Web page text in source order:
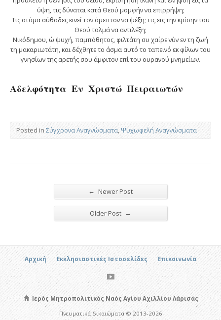
ύψη, τις δύναται κατά Θεού μομφήν να επιρρήψη;
Τις στόμα αύθαδες κινεί τον άμεπτον να ψέξη; τις εις την κρίσην του
Θεού τολμά να αντιλέξη;
Νικόδημου, ώ ψυχή, παμπόθητος, φιλτάτη συ χαίρε νύν εν τη ζωή
τη μακαριωτάτη, και δέχθητε το άσμα αυτό το ταπεινό εκ φίλων του
γνησίων της αρετής σου άμφιτον επί του ουρανού μνημείων.
Αδελφότητα Εν Χριστώ Πειραιωτών
Posted in Σύγχρονα Αναγνώσματα,Ψυχωφελή Αναγνώσματα
← Newer Post
Older Post →
Αρχική Εκκλησιαστικές Ιστοσελίδες Επικοινωνία
Ιερός Μητροπολιτικός Ναός Αγίου Αχιλλίου Λάρισας
Πνευματικά δικαιώματα © 2013-2026